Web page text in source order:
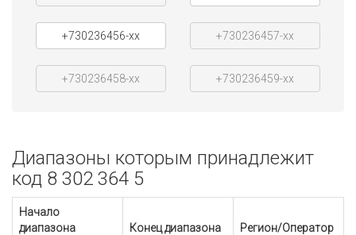
+730236456-xx +730236457-xx
+730236458-xx +730236459-xx
Диапазоны которым принадлежит
код 8 302 364 5
Начало
диапазона
Конец диапазона Регион/Оператор